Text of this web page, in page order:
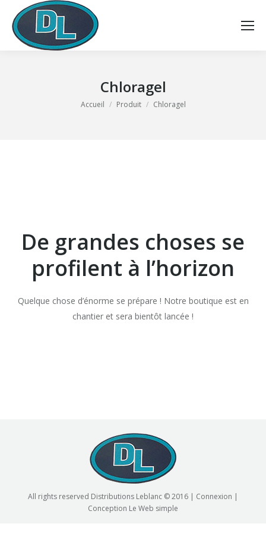
Chloragel
Accueil Produit Chloragel
De grandes choses se
profilent à l’horizon
Quelque chose d’énorme se prépare ! Notre boutique est en
chantier et sera bientôt lancée !
All rights reserved Distributions Leblanc © 2016 | Connexion |
Conception Le Web simple